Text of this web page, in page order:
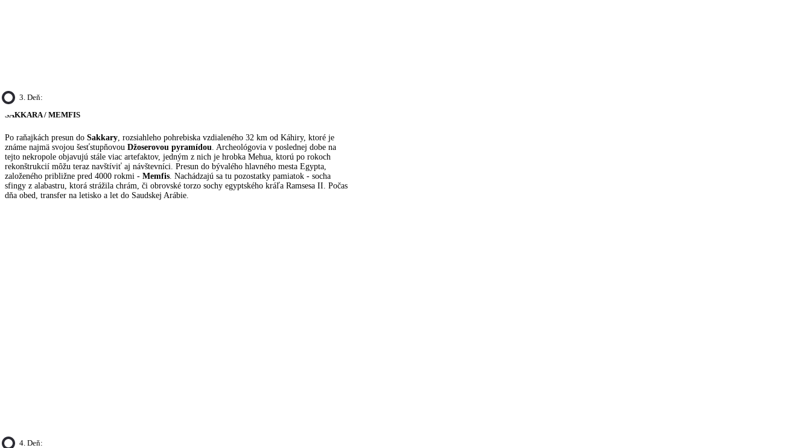
3. Deň:
SAKKARA / MEMFIS
Po raňajkách presun do Sakkary , rozsiahleho pohrebiska vzdialeného 32 km od Káhiry, ktoré je
známe najmä svojou šesťstupňovou Džoserovou pyramídou . Archeológovia v poslednej dobe na
tejto nekropole objavujú stále viac artefaktov, jedným z nich je hrobka Mehua, ktorú po rokoch
rekonštrukcií môžu teraz navštíviť aj návštevníci. Presun do bývalého hlavného mesta Egypta,
založeného približne pred 4000 rokmi - Memfis . Nachádzajú sa tu pozostatky pamiatok - socha
sfingy z alabastru, ktorá strážila chrám, či obrovské torzo sochy egyptského kráľa Ramsesa II. Počas
dňa obed, transfer na letisko a let do Saudskej Arábie.
4. Deň: